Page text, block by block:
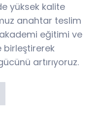
yüksek kalite
anahtar teslim
eğitimi ve
birleştirerek
artırıyoruz.